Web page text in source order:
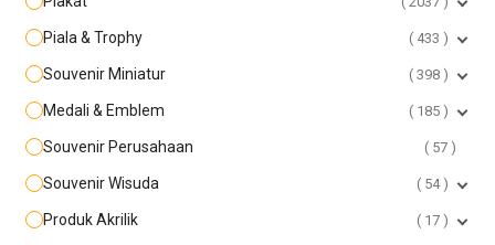
Piala & Trophy 433
Souvenir Miniatur 398
Medali & Emblem 185
Souvenir Perusahaan 57
Souvenir Wisuda 54
Produk Akrilik 17